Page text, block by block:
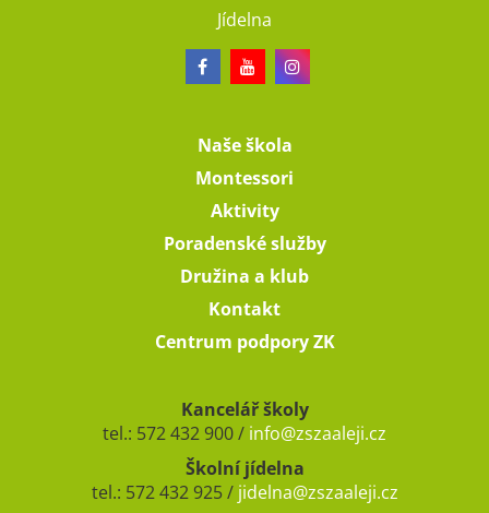
Jídelna
Naše škola
Montessori
Aktivity
Poradenské služby
Družina a klub
Kontakt
Centrum podpory ZK
Kancelář školy
tel.: 572 432 900 / info@zszaaleji.cz
Školní jídelna
tel.: 572 432 925 / jidelna@zszaaleji.cz